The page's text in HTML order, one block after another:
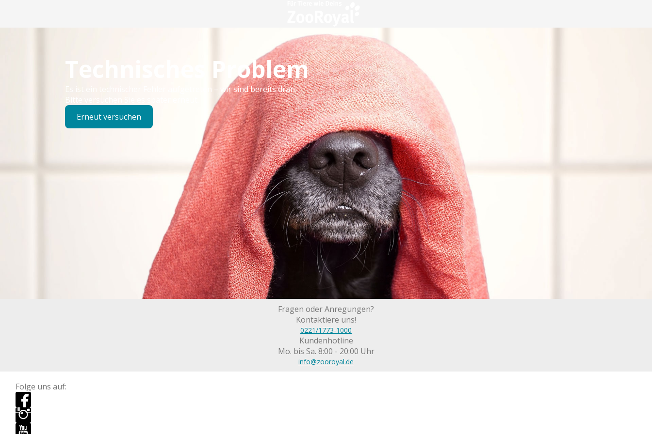
Technisches Problem
Es ist ein technischer Fehler aufgetreten – wir sind bereits dran.
Bitte versuchen Sie es später erneut.
Erneut versuchen
Fragen oder Anregungen?
Kontaktiere uns!
0221/1773-1000
Kundenhotline
Mo. bis Sa. 8:00 - 20:00 Uhr
info@zooroyal.de
Folge uns auf: